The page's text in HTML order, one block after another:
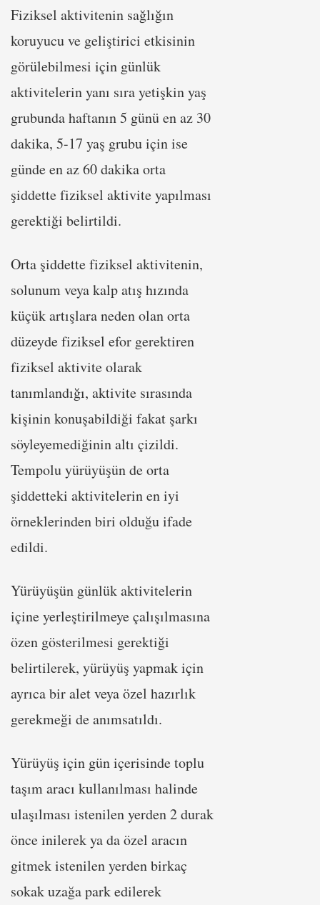
Fiziksel aktivitenin sağlığın
koruyucu ve geliştirici etkisinin
görülebilmesi için günlük
aktivitelerin yanı sıra yetişkin yaş
grubunda haftanın 5 günü en az 30
dakika, 5-17 yaş grubu için ise
günde en az 60 dakika orta
şiddette fiziksel aktivite yapılması
gerektiği belirtildi.
Orta şiddette fiziksel aktivitenin,
solunum veya kalp atış hızında
küçük artışlara neden olan orta
düzeyde fiziksel efor gerektiren
fiziksel aktivite olarak
tanımlandığı, aktivite sırasında
kişinin konuşabildiği fakat şarkı
söyleyemediğinin altı çizildi.
Tempolu yürüyüşün de orta
şiddetteki aktivitelerin en iyi
örneklerinden biri olduğu ifade
edildi.
Yürüyüşün günlük aktivitelerin
içine yerleştirilmeye çalışılmasına
özen gösterilmesi gerektiği
belirtilerek, yürüyüş yapmak için
ayrıca bir alet veya özel hazırlık
gerekmeği de anımsatıldı.
Yürüyüş için gün içerisinde toplu
taşım aracı kullanılması halinde
ulaşılması istenilen yerden 2 durak
önce inilerek ya da özel aracın
gitmek istenilen yerden birkaç
sokak uzağa park edilerek